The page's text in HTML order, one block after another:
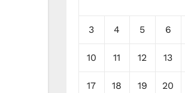
3 4 5 6
10 11 12 13
17 18 19 20